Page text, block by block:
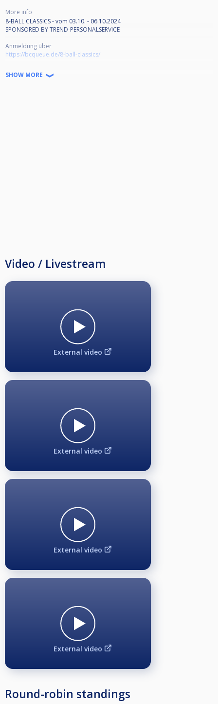
More info
8-BALL CLASSICS - vom 03.10. - 06.10.2024
SPONSORED BY TREND-PERSONALSERVICE
Anmeldung über
https://bcqueue.de/8-ball-classics/
Bitte über den Link das Anmeldeformular ausfüllen und absenden. Das
Startgeld kann per Überweisung oder via PayPal bezahlt werden – alle
SHOW MORE
Video / Livestream
External video
External video
External video
External video
Round-robin standings